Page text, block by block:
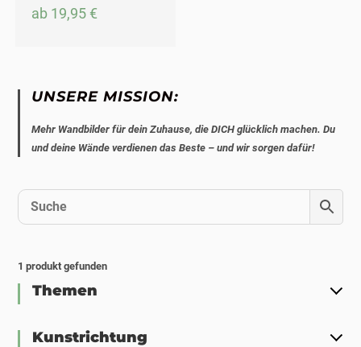
ab 19,95 €
UNSERE MISSION:
Mehr Wandbilder für dein Zuhause, die DICH glücklich machen. Du
und deine Wände verdienen das Beste – und wir sorgen dafür!
1 produkt gefunden
Themen
Kunstrichtung